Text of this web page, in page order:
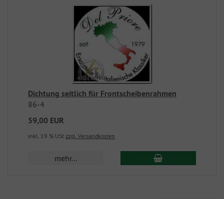
Dichtung seitlich für Frontscheibenrahmen
86-4
59,00 EUR
inkl. 19 % USt zzgl. Versandkosten
mehr...